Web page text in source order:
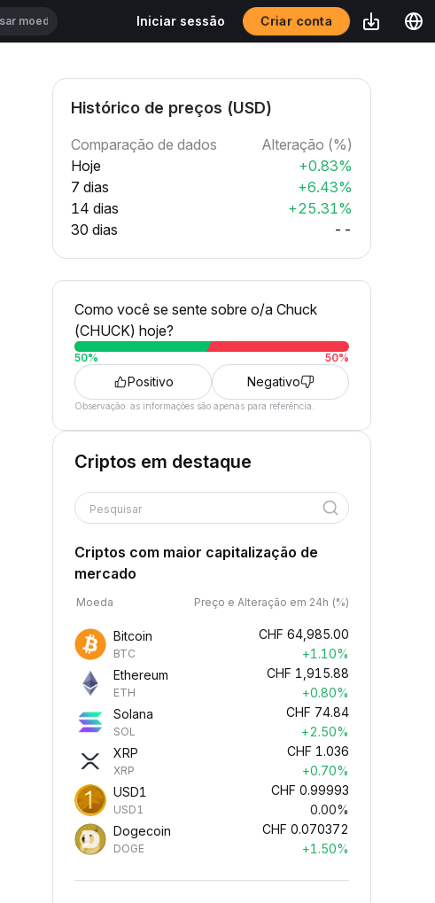
Iniciar sessão Criar conta
Histórico de preços (USD)
Comparação de dados
Alteração (%)
Hoje
+0.83%
7 dias
+6.43%
14 dias
+25.31%
30 dias
--
Como você se sente sobre o/a Chuck
(CHUCK) hoje?
50% 50%
Positivo Negativo
Observação: as informações são apenas para referência.
Criptos em destaque
Pesquisar
Criptos com maior capitalização de
mercado
Moeda Preço e Alteração em 24h (%)
Bitcoin
BTC
CHF 64,985.00
+1.10%
Ethereum
ETH
CHF 1,915.88
+0.80%
Solana
SOL
CHF 74.84
+2.50%
XRP
XRP
CHF 1.036
+0.70%
USD1
USD1
CHF 0.99993
0.00%
Dogecoin
DOGE
CHF 0.070372
+1.50%